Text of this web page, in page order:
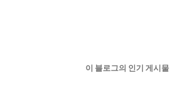
이 블로그의 인기 게시물